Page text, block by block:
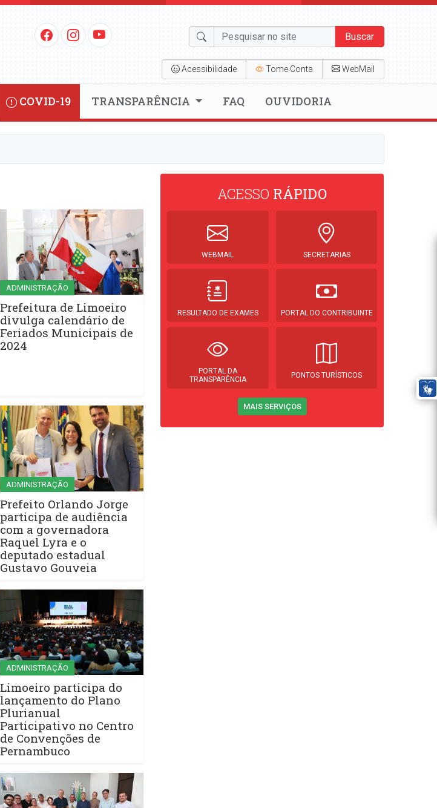
Buscar
Acessibilidade Tome Conta WebMail
COVID-19 TRANSPARÊNCIA FAQ OUVIDORIA
ADMINISTRAÇÃO
Prefeitura de Limoeiro
divulga calendário de
Feriados Municipais de
2024
ADMINISTRAÇÃO
Prefeito Orlando Jorge
participa de audiência
com a governadora
Raquel Lyra e o
deputado estadual
Gustavo Gouveia
ADMINISTRAÇÃO
Limoeiro participa do
lançamento do Plano
Plurianual
Participativo no Centro
de Convenções de
Pernambuco
ACESSO RÁPIDO
WEBMAIL SECRETARIAS
RESULTADO DE EXAMES PORTAL DO CONTRIBUINTE
PORTAL DA
TRANSPARÊNCIA
PONTOS TURÍSTICOS
MAIS SERVIÇOS